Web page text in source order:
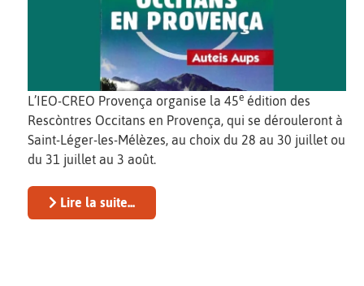
L’IEO-CREO Provença organise la 45e édition des
Rescòntres Occitans en Provença, qui se dérouleront à
Saint-Léger-les-Mélèzes, au choix du 28 au 30 juillet ou
du 31 juillet au 3 août.
Lire la suite...